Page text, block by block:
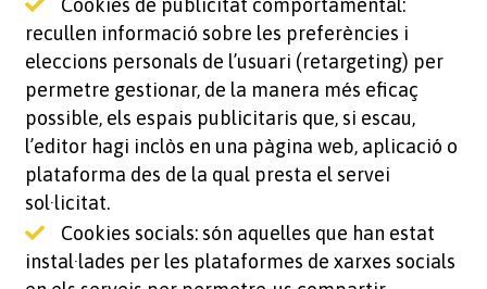
Cookies de publicitat comportamental:
recullen informació sobre les preferències i
eleccions personals de l’usuari (retargeting) per
permetre gestionar, de la manera més eficaç
possible, els espais publicitaris que, si escau,
l’editor hagi inclòs en una pàgina web, aplicació o
plataforma des de la qual presta el servei
sol·licitat.
Cookies socials: són aquelles que han estat
instal·lades per les plataformes de xarxes socials